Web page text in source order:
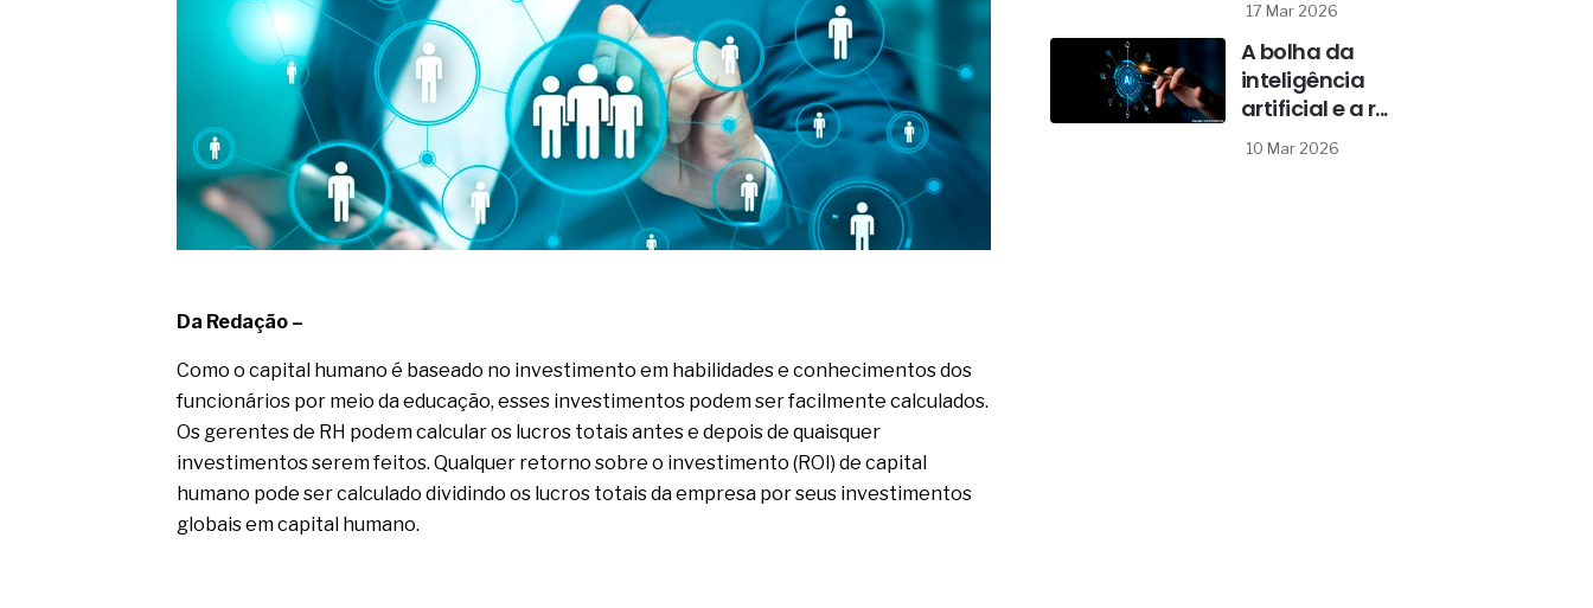
Da Redação –
Como o capital humano é baseado no investimento em habilidades e conhecimentos dos
funcionários por meio da educação, esses investimentos podem ser facilmente calculados.
Os gerentes de RH podem calcular os lucros totais antes e depois de quaisquer
investimentos serem feitos. Qualquer retorno sobre o investimento (ROI) de capital
humano pode ser calculado dividindo os lucros totais da empresa por seus investimentos
globais em capital humano.
17 Mar 2026
A bolha da
inteligência
artificial e a r...
10 Mar 2026